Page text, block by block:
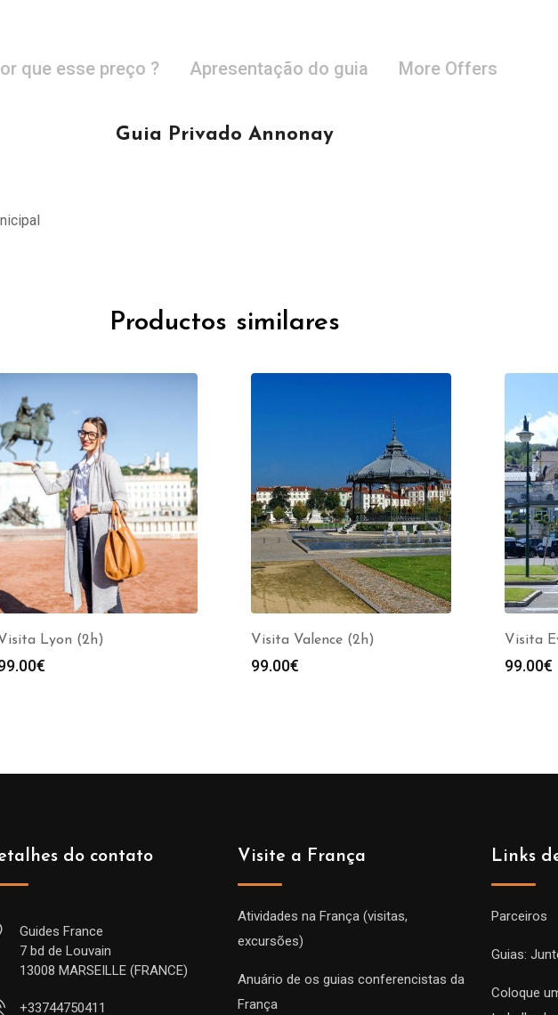
que esse preço ? Apresentação do guia More Offers
Guia Privado Annonay
Productos similares
Lyon (2h)
€
Visita Valence (2h)
99.00€
Visita
99.00€
do contato
Guides France
7 bd de Louvain
13008 MARSEILLE (FRANCE)
+33744750411
Visite a França
Atividades na França (visitas,
excursões)
Anuário de os guias conferencistas da
França
Links
Parceiros
Guias:
Coloque